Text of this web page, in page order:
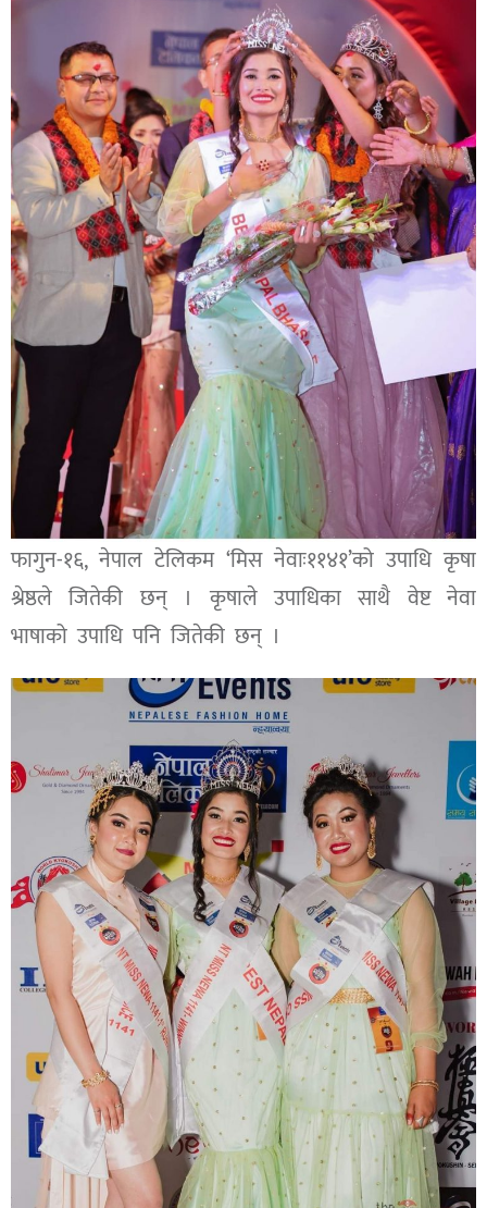
फागुन-१६, नेपाल टेलिकम ‘मिस नेवाः११४१’को उपाधि कृषा
श्रेष्ठले जितेकी छन् । कृषाले उपाधिका साथै वेष्ट नेवा
भाषाको उपाधि पनि जितेकी छन् ।